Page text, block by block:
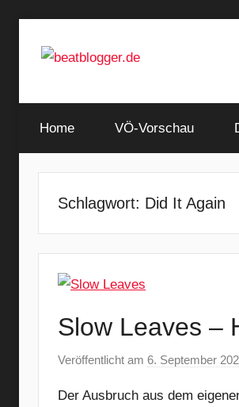
Inhalt
and
the
Home VÖ-Vorschau
Schlagwort: Did It Again
Slow Leaves –
Veröffentlicht am 6. September
Der Ausbruch aus dem